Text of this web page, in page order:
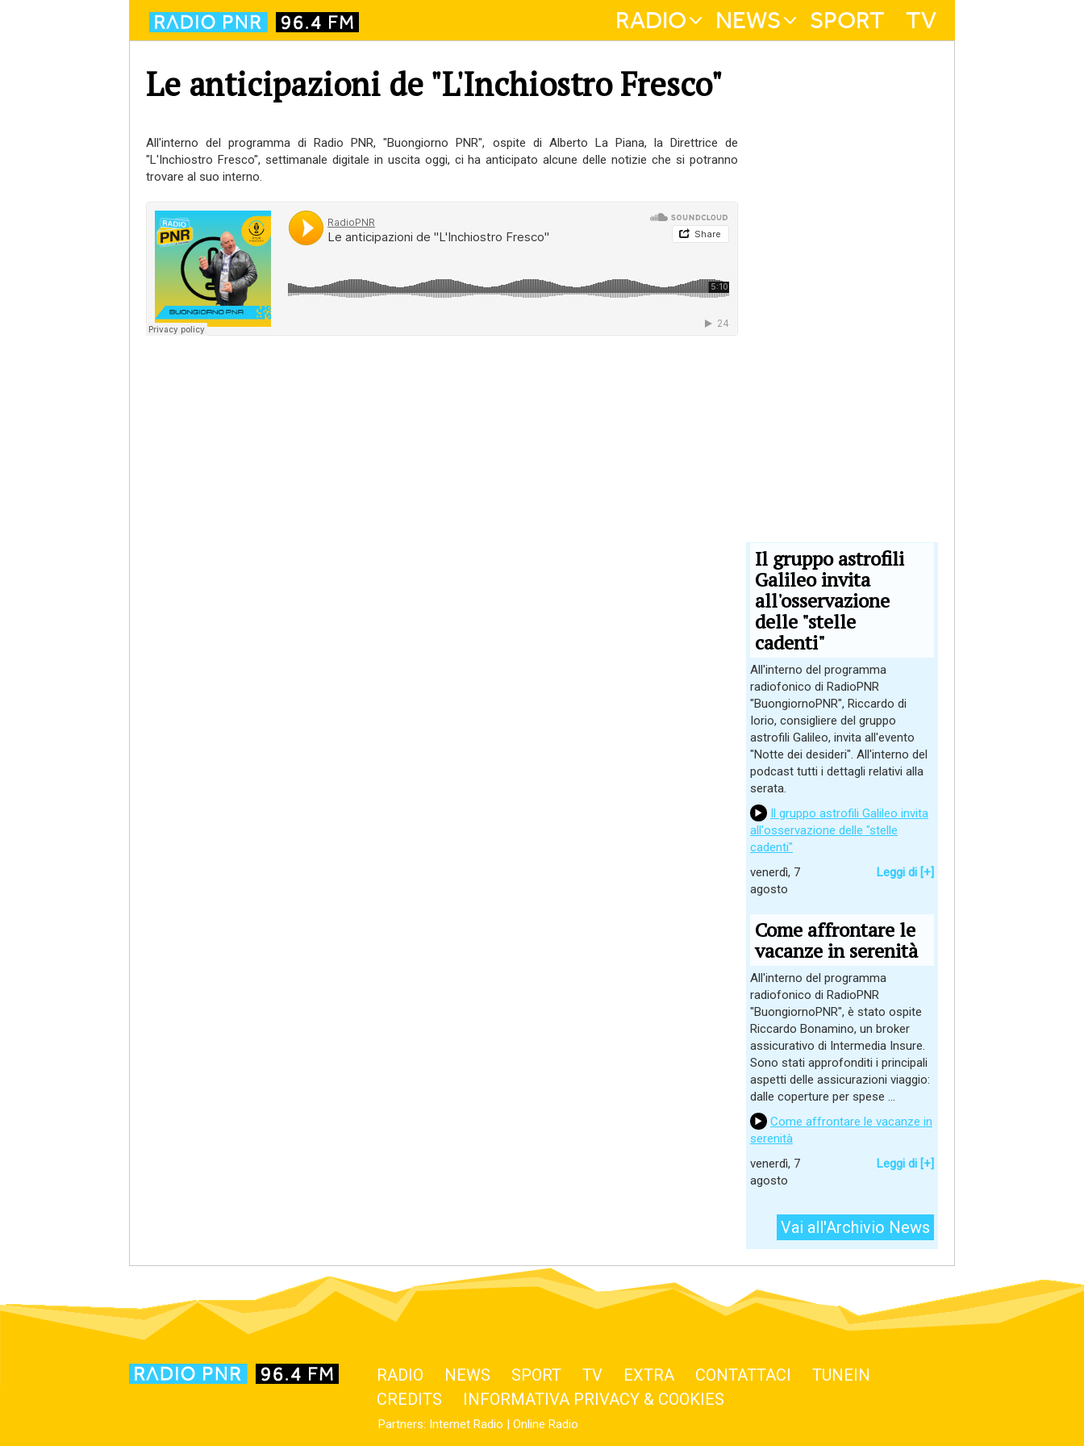
RADIO NEWS SPORT TV
Le anticipazioni de "L'Inchiostro Fresco"
All'interno del programma di Radio PNR, "Buongiorno PNR", ospite di Alberto La Piana, la Direttrice de
"L'Inchiostro Fresco", settimanale digitale in uscita oggi, ci ha anticipato alcune delle notizie che si potranno
trovare al suo interno.
Il gruppo astrofili
Galileo invita
all'osservazione
delle "stelle
cadenti"
All'interno del programma
radiofonico di RadioPNR
"BuongiornoPNR", Riccardo di
Iorio, consigliere del gruppo
astrofili Galileo, invita all'evento
"Notte dei desideri". All'interno del
podcast tutti i dettagli relativi alla
serata.
Il gruppo astrofili Galileo invita
all'osservazione delle "stelle
cadenti"
venerdì, 7
agosto
Leggi di [+]
Come affrontare le
vacanze in serenità
All'interno del programma
radiofonico di RadioPNR
"BuongiornoPNR", è stato ospite
Riccardo Bonamino, un broker
assicurativo di Intermedia Insure.
Sono stati approfonditi i principali
aspetti delle assicurazioni viaggio:
dalle coperture per spese ...
Come affrontare le vacanze in
serenità
venerdì, 7
agosto
Leggi di [+]
Vai all'Archivio News
RADIO NEWS SPORT TV EXTRA CONTATTACI
TUNEIN
CREDITS
INFORMATIVA PRIVACY & COOKIES
Partners: Internet Radio | Online Radio